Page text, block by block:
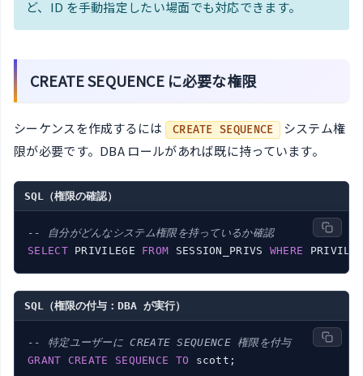
ど、ID を手動指定したい場面でも対応できます。
CREATE SEQUENCE に必要な権限
シーケンスを作成するには CREATE SEQUENCE
システム権
限が必要です。DBA ロールがあれば既に持っています。
SQL（権限の確認）
-- 自分がどんなシステム権限を持っているか確認
SELECT PRIVILEGE FROM SESSION_PRIVS WHERE
SQL（権限の付与：DBA が実行）
-- 特定ユーザーに CREATE SEQUENCE 権限を付与
GRANT
CREATE SEQUENCE TO scott;